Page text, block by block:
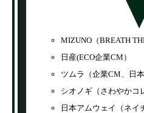
MIZUNO（BREATH
日産(ECO企業CM）
ツムラ（企業CM、日本
シオノギ（さわやかコ
日本アムウェイ（ネイ